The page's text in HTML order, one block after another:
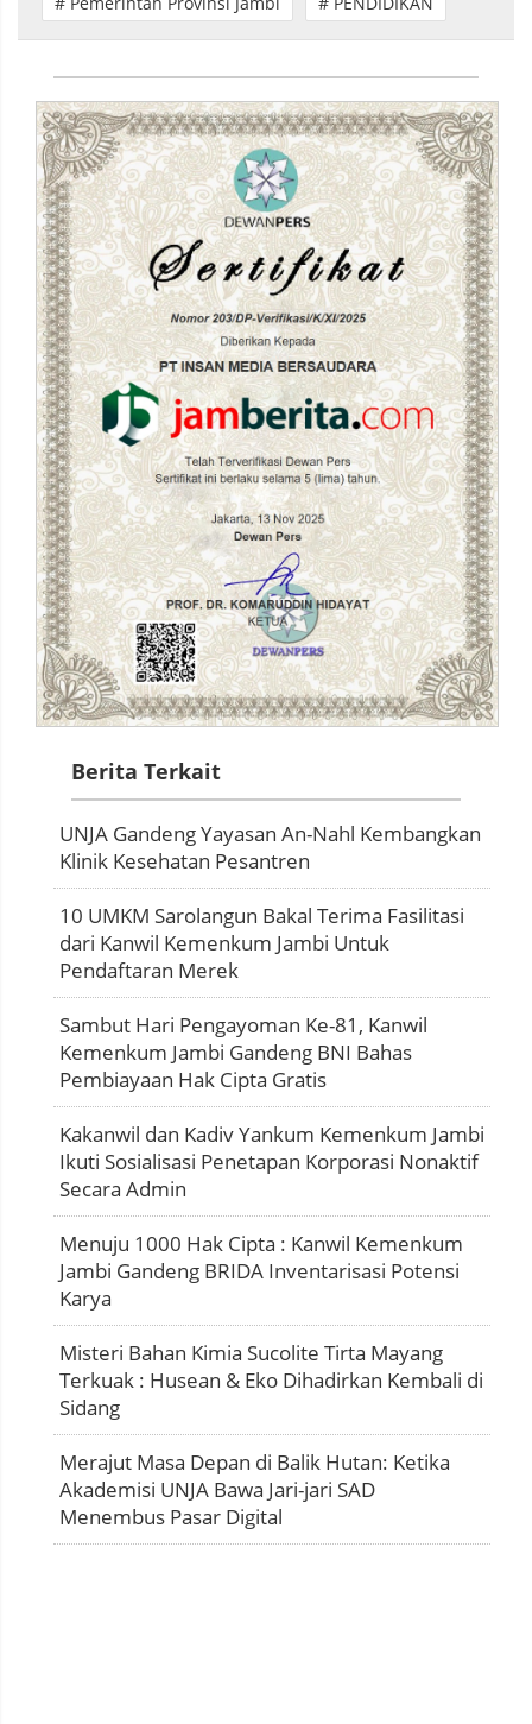
Berita Terkait
UNJA Gandeng Yayasan An-Nahl Kembangkan
Klinik Kesehatan Pesantren
10 UMKM Sarolangun Bakal Terima Fasilitasi
dari Kanwil Kemenkum Jambi Untuk
Pendaftaran Merek
Sambut Hari Pengayoman Ke-81, Kanwil
Kemenkum Jambi Gandeng BNI Bahas
Pembiayaan Hak Cipta Gratis
Kakanwil dan Kadiv Yankum Kemenkum Jambi
Ikuti Sosialisasi Penetapan Korporasi Nonaktif
Secara Admin
Menuju 1000 Hak Cipta : Kanwil Kemenkum
Jambi Gandeng BRIDA Inventarisasi Potensi
Karya
Misteri Bahan Kimia Sucolite Tirta Mayang
Terkuak : Husean & Eko Dihadirkan Kembali di
Sidang
Merajut Masa Depan di Balik Hutan: Ketika
Akademisi UNJA Bawa Jari-jari SAD
Menembus Pasar Digital